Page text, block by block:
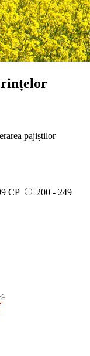
pajiștilor
CP
200 - 249